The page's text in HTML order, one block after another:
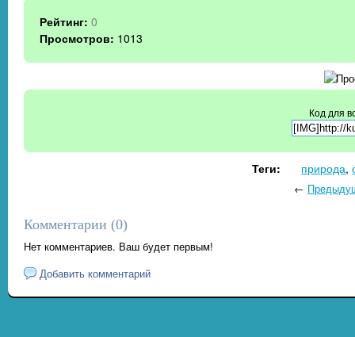
Рейтинг: 0
Просмотров: 1013
Код для
Теги: природа,
←
Комментарии (0)
Нет комментариев. Ваш будет первым!
Добавить комментарий